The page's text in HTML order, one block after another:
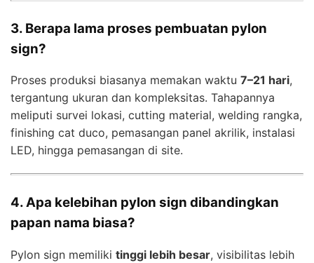
3. Berapa lama proses pembuatan pylon
sign?
Proses produksi biasanya memakan waktu 7–21 hari,
tergantung ukuran dan kompleksitas. Tahapannya
meliputi survei lokasi, cutting material, welding rangka,
finishing cat duco, pemasangan panel akrilik, instalasi
LED, hingga pemasangan di site.
4. Apa kelebihan pylon sign dibandingkan
papan nama biasa?
Pylon sign memiliki tinggi lebih besar, visibilitas lebih